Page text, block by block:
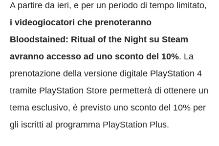
A partire da ieri, e per un periodo di tempo limitato,
i videogiocatori che prenoteranno
Bloodstained: Ritual of the Night su Steam
avranno accesso ad uno sconto del 10%. La
prenotazione della versione digitale PlayStation 4
tramite PlayStation Store permetterà di ottenere un
tema esclusivo, è previsto uno sconto del 10% per
gli iscritti al programma PlayStation Plus.